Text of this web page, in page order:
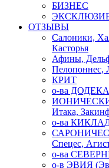
БИЗНЕС
ОТЗЫВЫ
Салоники,
Касторья
Афины,
Пелопоннес,
КРИТ
о-ва
ИОНИЧЕСКИЕ
Итака,
о-ва КИКЛАД
Спецес,
о-ва
о-в ЭВИЯ